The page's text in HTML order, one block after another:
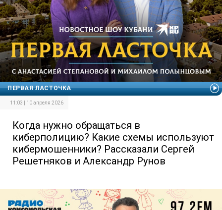
ПЕРВАЯ ЛАСТОЧКА
11:03 | 10 апреля 2026
Когда нужно обращаться в
киберполицию? Какие схемы используют
кибермошенники? Рассказали Сергей
Решетняков и Александр Рунов